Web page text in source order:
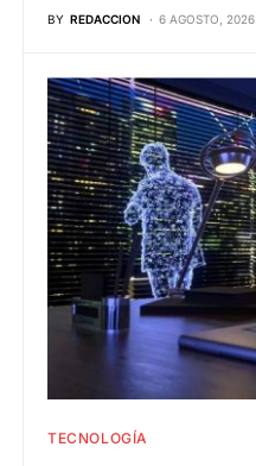
BY REDACCION 6 AGOSTO, 2026
TECNOLOGÍA